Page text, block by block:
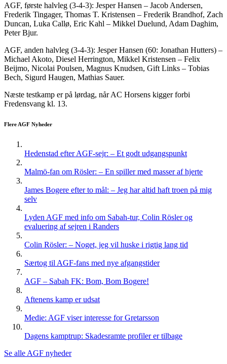
AGF, første halvleg (3-4-3): Jesper Hansen – Jacob Andersen,
Frederik Tingager, Thomas T. Kristensen – Frederik Brandhof, Zach
Duncan, Luka Callø, Eric Kahl – Mikkel Duelund, Adam Daghim,
Peter Bjur.
AGF, anden halvleg (3-4-3): Jesper Hansen (60: Jonathan Hutters) –
Michael Akoto, Diesel Herrington, Mikkel Kristensen – Felix
Beijmo, Nicolai Poulsen, Magnus Knudsen, Gift Links – Tobias
Bech, Sigurd Haugen, Mathias Sauer.
Næste testkamp er på lørdag, når AC Horsens kigger forbi
Fredensvang kl. 13.
Flere AGF Nyheder
Hedenstad efter AGF-sejr: – Et godt udgangspunkt
Malmö-fan om Rösler: – En spiller med masser af hjerte
James Bogere efter to mål: – Jeg har altid haft troen på mig
selv
Lyden AGF med info om Sabah-tur, Colin Rösler og
evaluering af sejren i Randers
Colin Rösler: – Noget, jeg vil huske i rigtig lang tid
Særtog til AGF-fans med nye afgangstider
AGF – Sabah FK: Bom, Bom Bogere!
Aftenens kamp er udsat
Medie: AGF viser interesse for Gretarsson
Dagens kamptrup: Skadesramte profiler er tilbage
Se alle AGF nyheder